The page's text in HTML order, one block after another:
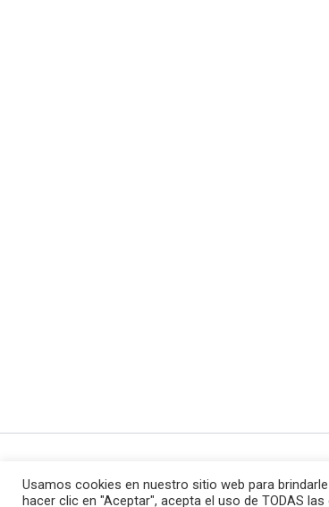
Usamos cookies en nuestro sitio web para
hacer clic en "Aceptar", acepta el uso de TODAS las